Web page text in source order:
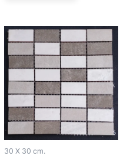
30 X 30 cm.